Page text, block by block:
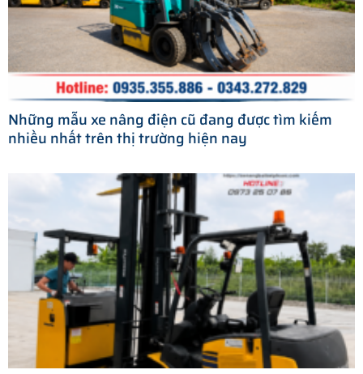
Những mẫu xe nâng điện cũ đang được tìm kiếm
nhiều nhất trên thị trường hiện nay